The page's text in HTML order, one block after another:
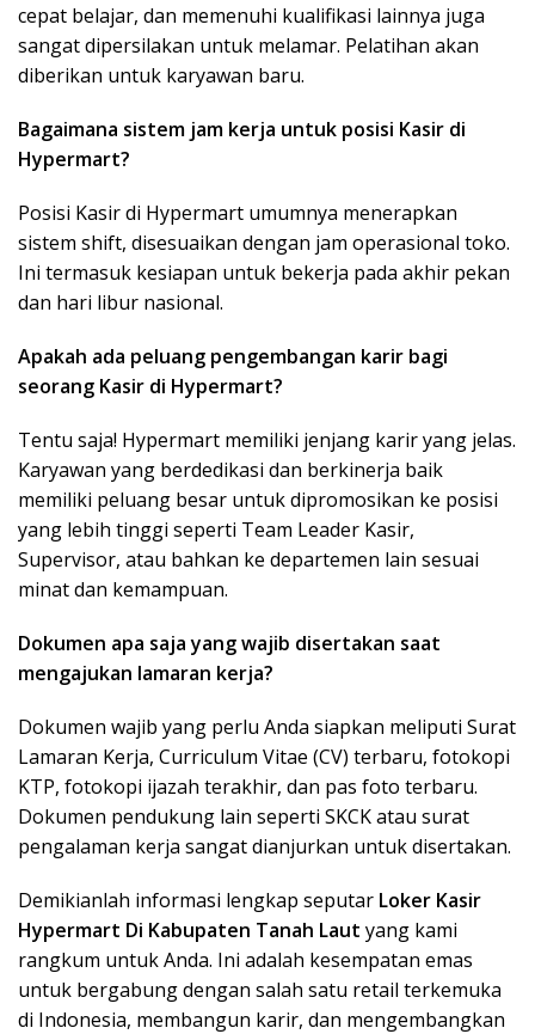
cepat belajar, dan memenuhi kualifikasi lainnya juga
sangat dipersilakan untuk melamar. Pelatihan akan
diberikan untuk karyawan baru.
Bagaimana sistem jam kerja untuk posisi Kasir di
Hypermart?
Posisi Kasir di Hypermart umumnya menerapkan
sistem shift, disesuaikan dengan jam operasional toko.
Ini termasuk kesiapan untuk bekerja pada akhir pekan
dan hari libur nasional.
Apakah ada peluang pengembangan karir bagi
seorang Kasir di Hypermart?
Tentu saja! Hypermart memiliki jenjang karir yang jelas.
Karyawan yang berdedikasi dan berkinerja baik
memiliki peluang besar untuk dipromosikan ke posisi
yang lebih tinggi seperti Team Leader Kasir,
Supervisor, atau bahkan ke departemen lain sesuai
minat dan kemampuan.
Dokumen apa saja yang wajib disertakan saat
mengajukan lamaran kerja?
Dokumen wajib yang perlu Anda siapkan meliputi Surat
Lamaran Kerja, Curriculum Vitae (CV) terbaru, fotokopi
KTP, fotokopi ijazah terakhir, dan pas foto terbaru.
Dokumen pendukung lain seperti SKCK atau surat
pengalaman kerja sangat dianjurkan untuk disertakan.
Demikianlah informasi lengkap seputar Loker Kasir
Hypermart Di Kabupaten Tanah Laut yang kami
rangkum untuk Anda. Ini adalah kesempatan emas
untuk bergabung dengan salah satu retail terkemuka
di Indonesia, membangun karir, dan mengembangkan